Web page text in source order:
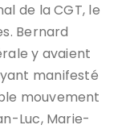
de la CGT, le
Bernard
y avaient
manifesté
mouvement
Luc, Marie-